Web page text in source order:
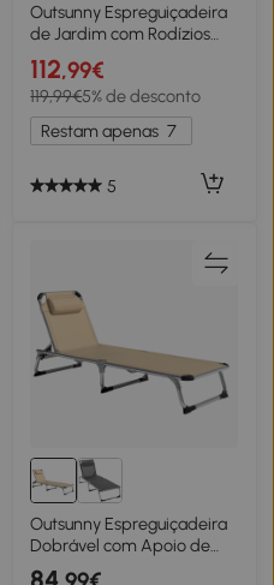
Outsunny Espreguiçadeira
de Jardim com Rodízios
Reclinável em 4 Posições e
Textilene 530 g/m² Cinza
Escuro
112,99€
119,99€5% de desconto
Restam apenas 7
5
Outsunny Espreguiçadeira
Dobrável com Apoio de
Cabeça e Encosto Ajustável